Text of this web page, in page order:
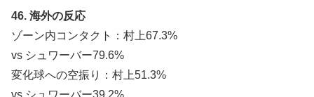
46. 海外の反応
ゾーン内コンタクト：村上67.3%
vs シュワーバー79.6%
変化球への空振り：村上51.3%